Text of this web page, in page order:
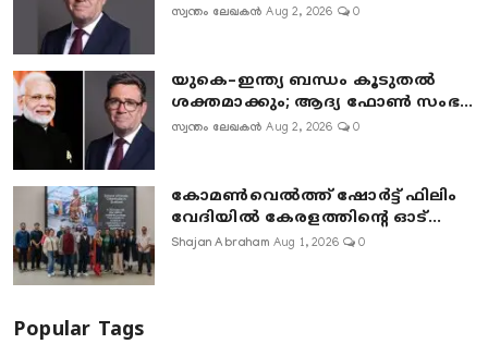
സ്വന്തം ലേഖകൻ Aug 2, 2026 0
യുകെ–ഇന്ത്യ ബന്ധം കൂടുതൽ
ശക്തമാക്കും; ആദ്യ ഫോൺ സംഭ...
സ്വന്തം ലേഖകൻ Aug 2, 2026 0
കോമൺവെൽത്ത് ഷോർട്ട് ഫിലിം
വേദിയിൽ കേരളത്തിന്റെ ഓട്...
Shajan Abraham Aug 1, 2026 0
Popular Tags